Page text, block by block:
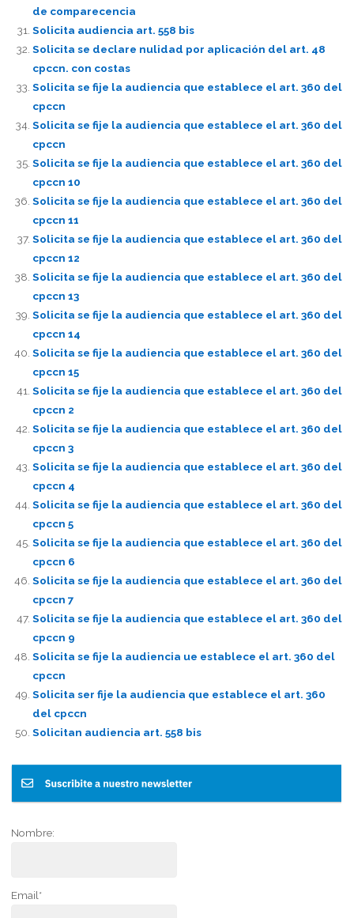
de comparecencia
Solicita audiencia art. 558 bis
Solicita se declare nulidad por aplicación del art. 48
cpccn. con costas
Solicita se fije la audiencia que establece el art. 360 del
cpccn
Solicita se fije la audiencia que establece el art. 360 del
cpccn
Solicita se fije la audiencia que establece el art. 360 del
cpccn 10
Solicita se fije la audiencia que establece el art. 360 del
cpccn 11
Solicita se fije la audiencia que establece el art. 360 del
cpccn 12
Solicita se fije la audiencia que establece el art. 360 del
cpccn 13
Solicita se fije la audiencia que establece el art. 360 del
cpccn 14
Solicita se fije la audiencia que establece el art. 360 del
cpccn 15
Solicita se fije la audiencia que establece el art. 360 del
cpccn 2
Solicita se fije la audiencia que establece el art. 360 del
cpccn 3
Solicita se fije la audiencia que establece el art. 360 del
cpccn 4
Solicita se fije la audiencia que establece el art. 360 del
cpccn 5
Solicita se fije la audiencia que establece el art. 360 del
cpccn 6
Solicita se fije la audiencia que establece el art. 360 del
cpccn 7
Solicita se fije la audiencia que establece el art. 360 del
cpccn 9
Solicita se fije la audiencia ue establece el art. 360 del
cpccn
Solicita ser fije la audiencia que establece el art. 360
del cpccn
Solicitan audiencia art. 558 bis
Nombre:
Email*